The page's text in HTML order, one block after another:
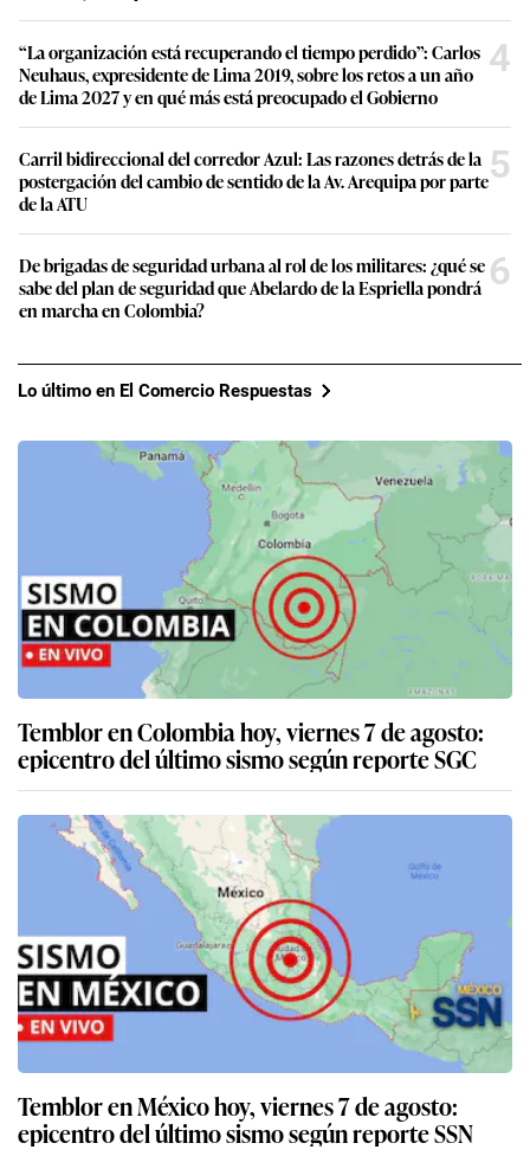
“La organización está recuperando el tiempo perdido”: Carlos
Neuhaus, expresidente de Lima 2019, sobre los retos a un año
de Lima 2027 y en qué más está preocupado el Gobierno
4
Carril bidireccional del corredor Azul: Las razones detrás de la
postergación del cambio de sentido de la Av. Arequipa por parte
de la ATU
5
De brigadas de seguridad urbana al rol de los militares: ¿qué se
sabe del plan de seguridad que Abelardo de la Espriella pondrá
en marcha en Colombia?
6
Lo último en El Comercio Respuestas
Temblor en Colombia hoy, viernes 7 de agosto:
epicentro del último sismo según reporte SGC
Temblor en México hoy, viernes 7 de agosto:
epicentro del último sismo según reporte SSN